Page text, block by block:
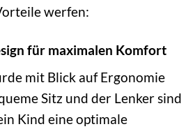
werfen:
für maximalen Komfort
mit Blick auf Ergonomie
Sitz und der Lenker sind
Kind eine optimale